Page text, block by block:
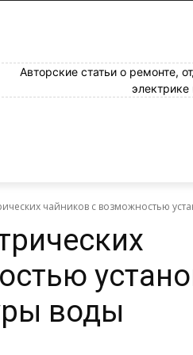
Авторские статьи о ремонте,
чайников с возможностью
воды